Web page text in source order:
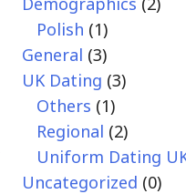
Polish (1)
General (3)
UK Dating (3)
Others (1)
Regional (2)
Uniform Dating
Uncategorized (0)